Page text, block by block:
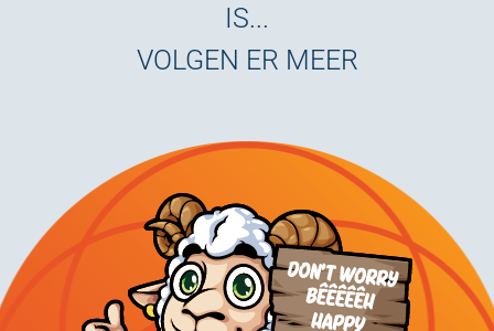
IS...
VOLGEN ER MEER